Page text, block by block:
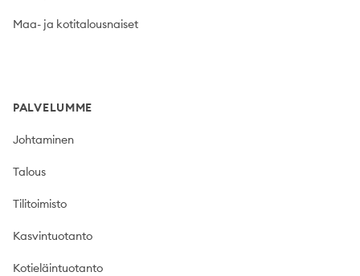
Maa- ja kotitalousnaiset
PALVELUMME
Johtaminen
Talous
Tilitoimisto
Kasvintuotanto
Kotieläintuotanto